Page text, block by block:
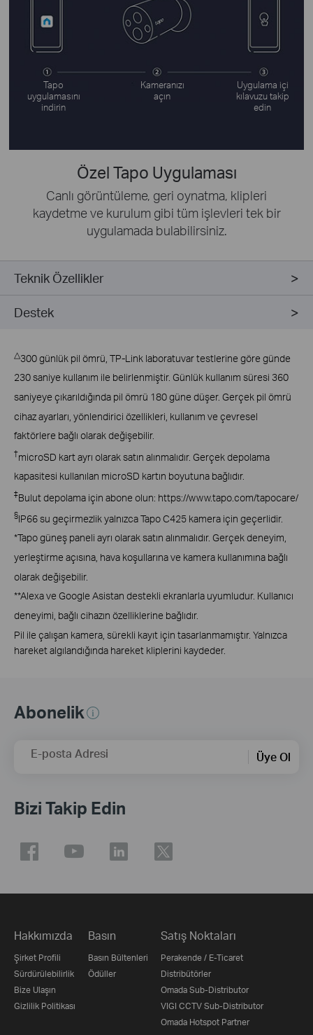
Tapo
uygulamasını
indirin
Kameranızı
açın
Uygulama içi
kılavuzu takip
edin
Özel Tapo Uygulaması
Canlı görüntüleme, geri oynatma, klipleri
kaydetme ve kurulum gibi tüm işlevleri tek bir
uygulamada bulabilirsiniz.
Teknik Özellikler
Destek
△300 günlük pil ömrü, TP-Link laboratuvar testlerine göre günde
230 saniye kullanım ile belirlenmiştir. Günlük kullanım süresi 360
saniyeye çıkarıldığında pil ömrü 180 güne düşer. Gerçek pil ömrü
cihaz ayarları, yönlendirici özellikleri, kullanım ve çevresel
faktörlere bağlı olarak değişebilir.
†microSD kart ayrı olarak satın alınmalıdır. Gerçek depolama
kapasitesi kullanılan microSD kartın boyutuna bağlıdır.
‡Bulut depolama için abone olun: https://www.tapo.com/tapocare/
§IP66 su geçirmezlik yalnızca Tapo C425 kamera için geçerlidir.
*Tapo güneş paneli ayrı olarak satın alınmalıdır. Gerçek deneyim,
yerleştirme açısına, hava koşullarına ve kamera kullanımına bağlı
olarak değişebilir.
**Alexa ve Google Asistan destekli ekranlarla uyumludur. Kullanıcı
deneyimi, bağlı cihazın özelliklerine bağlıdır.
Pil ile çalışan kamera, sürekli kayıt için tasarlanmamıştır. Yalnızca
hareket algılandığında hareket kliplerini kaydeder.
Abonelik
E-posta Adresi Üye Ol
Bizi Takip Edin
Hakkımızda
Şirket Profili
Sürdürülebilirlik
Bize Ulaşın
Gizlilik Politikası
Basın
Basın Bültenleri
Ödüller
Satış Noktaları
Perakende / E-Ticaret
Distribütörler
Omada Sub-Distributor
VIGI CCTV Sub-Distributor
Omada Hotspot Partner